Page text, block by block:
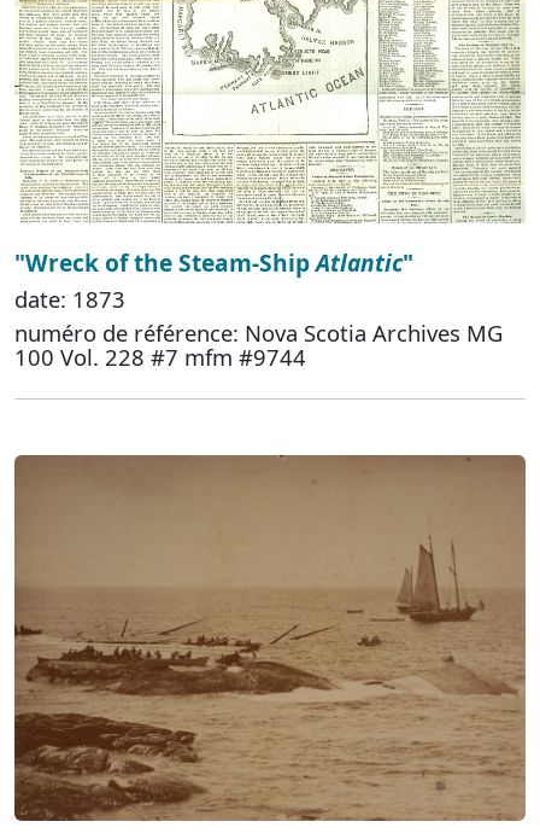
"Wreck of the Steam-ShipAtlantic"
date: 1873
numéro de référence: Nova Scotia Archives MG
100 Vol. 228 #7 mfm #9744